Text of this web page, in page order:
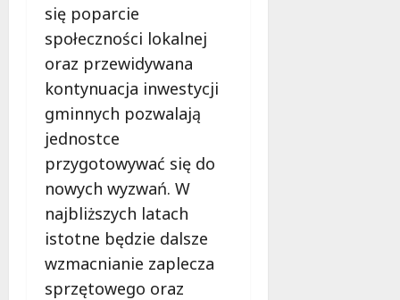
się poparcie
społeczności lokalnej
oraz przewidywana
kontynuacja inwestycji
gminnych pozwalają
jednostce
przygotowywać się do
nowych wyzwań. W
najbliższych latach
istotne będzie dalsze
wzmacnianie zaplecza
sprzętowego oraz